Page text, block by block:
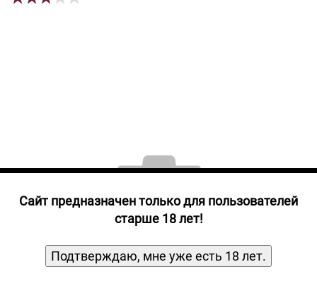
Cайт предназначен только для пользователей
старше 18 лет!
Подтверждаю, мне уже есть 18 лет.